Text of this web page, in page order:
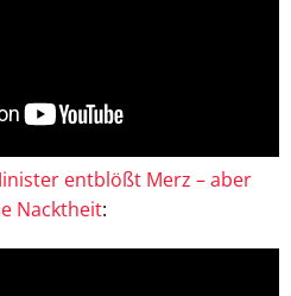
entblößt Merz – aber
Nacktheit: